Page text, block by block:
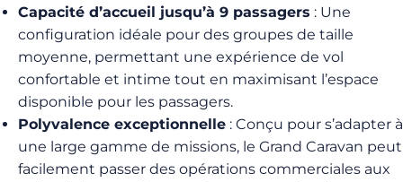
Capacité d’accueil jusqu’à 9 passagers : Une
configuration idéale pour des groupes de taille
moyenne, permettant une expérience de vol
confortable et intime tout en maximisant l’espace
disponible pour les passagers.
Polyvalence exceptionnelle : Conçu pour s’adapter à
une large gamme de missions, le Grand Caravan peut
facilement passer des opérations commerciales aux